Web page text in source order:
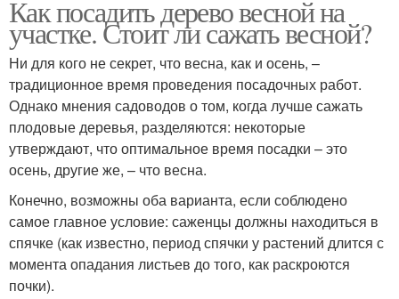
Как посадить дерево весной на
участке. Стоит ли сажать весной?
Ни для кого не секрет, что весна, как и осень, –
традиционное время проведения посадочных работ.
Однако мнения садоводов о том, когда лучше сажать
плодовые деревья, разделяются: некоторые
утверждают, что оптимальное время посадки – это
осень, другие же, – что весна.
Конечно, возможны оба варианта, если соблюдено
самое главное условие: саженцы должны находиться в
спячке (как известно, период спячки у растений длится с
момента опадания листьев до того, как раскроются
почки).